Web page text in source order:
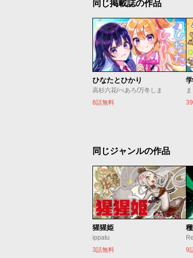
同じ掲載誌の作品
ひなたとひかり
高杉六花/べあろ/万冬しま
8話無料
同じジャンルの作品
猩猩姫
ippatu
3話無料
9